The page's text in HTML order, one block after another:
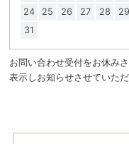
24
25 26 27 28 29
31
お問い合わせ受付をお休み
表示しお知らせさせていただ